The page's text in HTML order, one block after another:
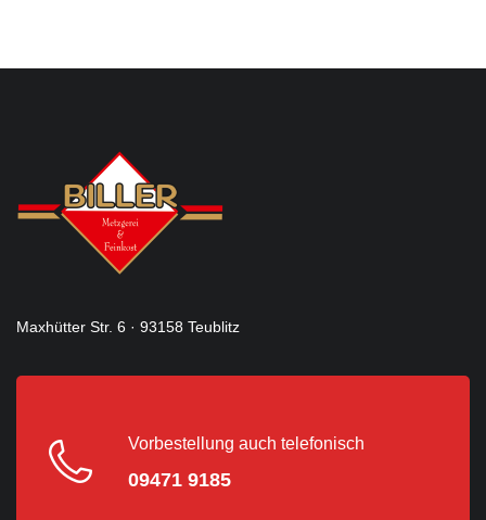
Maxhütter Str. 6 · 93158 Teublitz
Vorbestellung auch telefonisch
09471 9185